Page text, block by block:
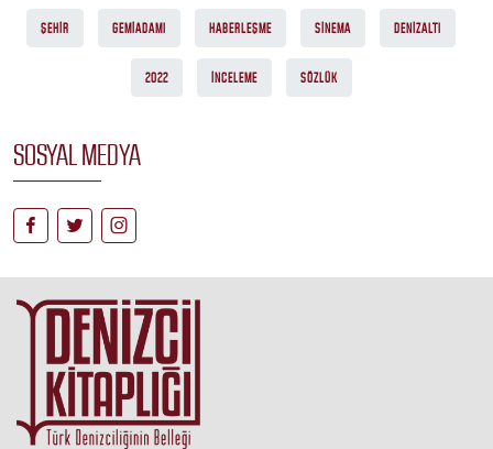
ŞEHIR GEMIADAMI HABERLEŞME SINEMA DENIZALTI
2022 İNCELEME SÖZLÜK
SOSYAL MEDYA